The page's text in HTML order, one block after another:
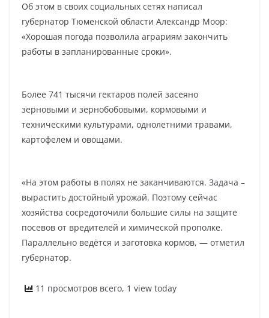
Об этом в своих социальных сетях написал
губернатор Тюменской области Александр Моор:
«Хорошая погода позволила аграриям закончить
работы в запланированные сроки».
Более 741 тысячи гектаров полей засеяно
зерновыми и зернобобовыми, кормовыми и
техническими культурами, однолетними травами,
картофелем и овощами.
«На этом работы в полях не заканчиваются. Задача –
вырастить достойный урожай. Поэтому сейчас
хозяйства сосредоточили большие силы на защите
посевов от вредителей и химической прополке.
Параллельно ведётся и заготовка кормов, — отметил
губернатор.
11 просмотров всего, 1 view today